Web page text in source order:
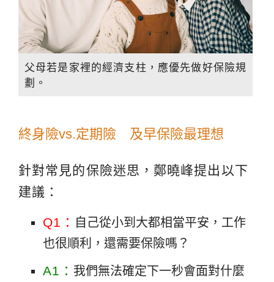
父母若是家裡的經濟支柱，應優先做好保險規
劃。
終身險vs.定期險 及早保險最理想
針對常見的保險迷思，鄭曉峰提出以下
建議：
Q1： 自己從小到大都相當平安，工作
也很順利，還需要保險嗎？
A1： 我們無法確定下一秒會面對什麼